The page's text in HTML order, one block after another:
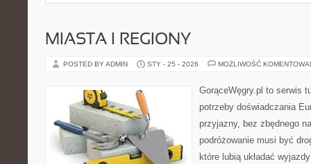
MIASTA I REGIONY
POSTED BY ADMIN STY - 25 - 2026 MOŻLIWOŚĆ
GorąceWęgry.pl to serwis
potrzeby doświadczania
przyjazny, bez zbędnego
podróżowanie musi być
które lubią układać